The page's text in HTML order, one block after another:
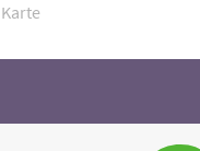
Karte